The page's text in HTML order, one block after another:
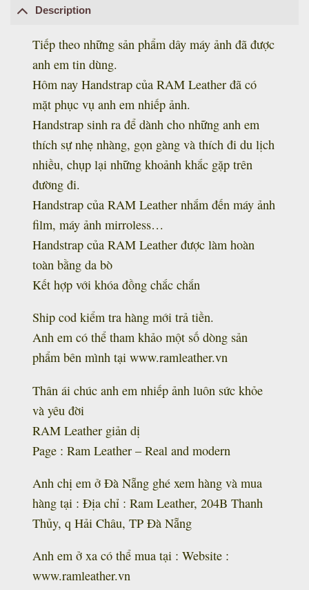
Description
Tiếp theo những sản phẩm dây máy ảnh đã được
anh em tin dùng.
Hôm nay Handstrap của RAM Leather đã có
mặt phục vụ anh em nhiếp ảnh.
Handstrap sinh ra để dành cho những anh em
thích sự nhẹ nhàng, gọn gàng và thích đi du lịch
nhiều, chụp lại những khoảnh khắc gặp trên
đường đi.
Handstrap của RAM Leather nhắm đến máy ảnh
film, máy ảnh mirroless…
Handstrap của RAM Leather được làm hoàn
toàn bằng da bò
Kết hợp với khóa đồng chắc chắn
Ship cod kiểm tra hàng mới trả tiền.
Anh em có thể tham khảo một số dòng sản
phẩm bên mình tại www.ramleather.vn
Thân ái chúc anh em nhiếp ảnh luôn sức khỏe
và yêu đời
RAM Leather giản dị
Page : Ram Leather – Real and modern
Anh chị em ở Đà Nẵng ghé xem hàng và mua
hàng tại : Địa chỉ : Ram Leather, 204B Thanh
Thủy, q Hải Châu, TP Đà Nẵng
Anh em ở xa có thể mua tại : Website :
www.ramleather.vn